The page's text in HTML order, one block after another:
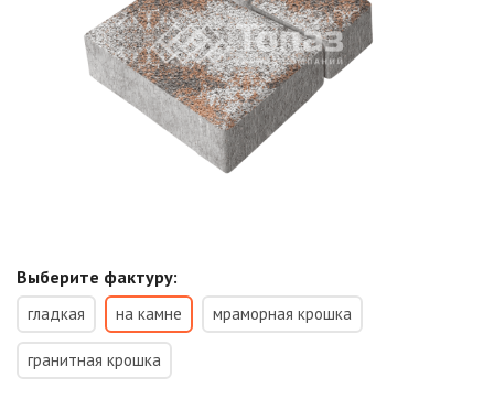
Выберите фактуру:
гладкая на камне мраморная крошка
гранитная крошка